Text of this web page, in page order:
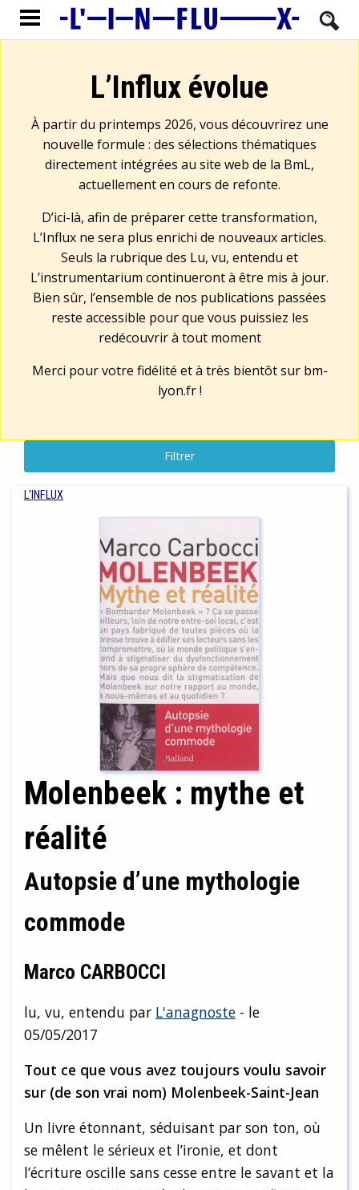
L’Influx évolue
À partir du printemps 2026, vous découvrirez une
nouvelle formule : des sélections thématiques
directement intégrées au site web de la BmL,
actuellement en cours de refonte.
D’ici-là, afin de préparer cette transformation,
L’Influx ne sera plus enrichi de nouveaux articles.
Seuls la rubrique des Lu, vu, entendu et
L’instrumentarium continueront à être mis à jour.
Bien sûr, l’ensemble de nos publications passées
reste accessible pour que vous puissiez les
redécouvrir à tout moment
Merci pour votre fidélité et à très bientôt sur bm-
lyon.fr!
Filtrer
L'INFLUX
Molenbeek : mythe et
réalité
Autopsie d’une mythologie
commode
Marco CARBOCCI
lu, vu, entendu par L'anagnoste - le
05/05/2017
Tout ce que vous avez toujours voulu savoir
sur (de son vrai nom) Molenbeek-Saint-Jean
Un livre étonnant, séduisant par son ton, où
se mêlent le sérieux et l’ironie, et dont
l’écriture oscille sans cesse entre le savant et la